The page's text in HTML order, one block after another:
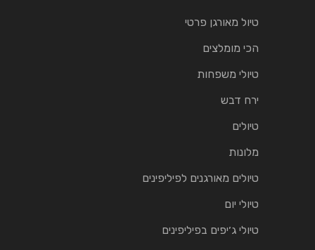
טיול מאורגן פרטי
הכי מומלצים
טיולי משפחות
ירח דבש
טיולים
מלונות
טיולים מאורגנים לפיליפינים
טיולי יום
טיולי ג׳יפים בפיליפינים